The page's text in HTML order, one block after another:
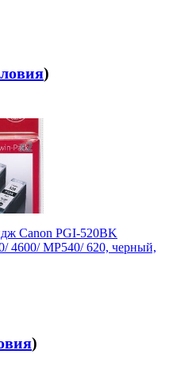
)
Canon PGI-520BK
4600/ MP540/ 620, черный,
)